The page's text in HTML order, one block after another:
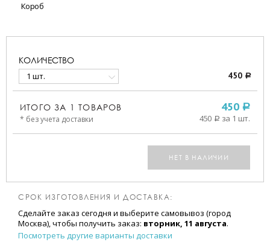
Короб
КОЛИЧЕСТВО
1 шт. 450 a
ИТОГО ЗА 1 ТОВАРОВ
* без учета доставки
450 a
450 a за 1 шт.
НЕТ В НАЛИЧИИ
СРОК ИЗГОТОВЛЕНИЯ И ДОСТАВКА:
Сделайте заказ сегодня и выберите самовывоз (город
Москва), чтобы получить заказ: вторник, 11 августа.
Посмотреть другие варианты доставки